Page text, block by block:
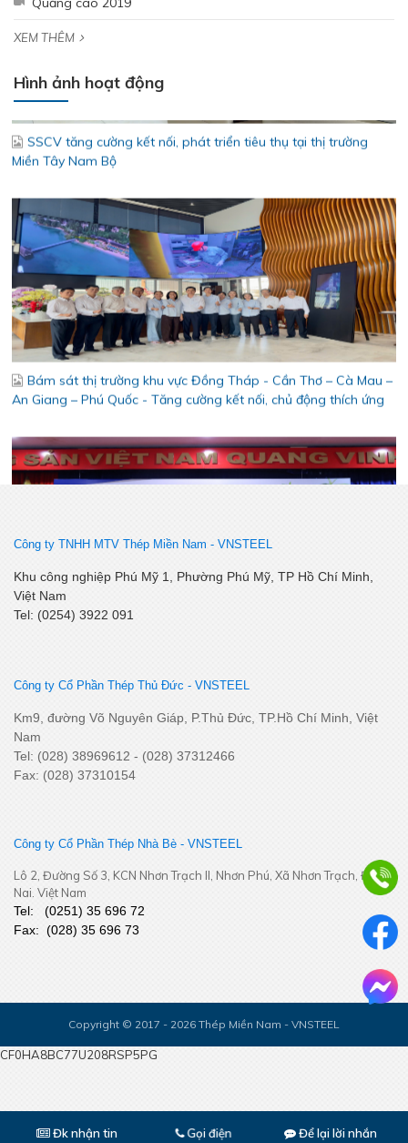
XEM THÊM
Hình ảnh hoạt động
SSCV tăng cường kết nối, phát triển tiêu thụ tại thị trường
Miền Tây Nam Bộ
Bám sát thị trường khu vực Đồng Tháp - Cần Thơ – Cà Mau –
An Giang – Phú Quốc - Tăng cường kết nối, chủ động thích ứng
Khai Xuân Bính Ngọ 2026 – Khởi đầu rực rỡ, bứt phá thành
công
Công ty TNHH MTV Thép Miền Nam - VNSTEEL
Khu công nghiệp Phú Mỹ 1, Phường Phú Mỹ, TP Hồ Chí Minh,
Việt Nam
Tel: (0254) 3922 091
Công ty Cổ Phần Thép Thủ Đức - VNSTEEL
Km9, đường Võ Nguyên Giáp, P.Thủ Đức, TP.Hồ Chí Minh, Việt
Nam
Tel: (028) 38969612 - (028) 37312466
Fax: (028) 37310154
Công ty Cổ Phần Thép Nhà Bè - VNSTEEL
Lô 2, Đường Số 3, KCN Nhơn Trạch II, Nhơn Phú, Xã Nhơn Trạch, Đồng
Nai. Việt Nam
Tel: (0251) 35 696 72
Fax: (028) 35 696 73
Copyright © 2017 - 2026 Thép Miền Nam - VNSTEEL
Đk nhận tin Gọi điện Để lại lời nhắn
CF0HA8BC77U208RSP5PG